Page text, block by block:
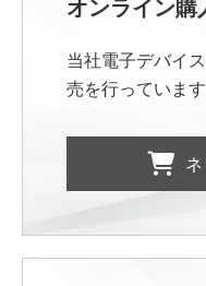
オンライン購
当社電子デバイ
売を行っています